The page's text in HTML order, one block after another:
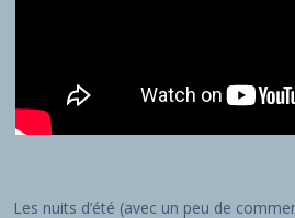
Les nuits d’été (avec un peu de